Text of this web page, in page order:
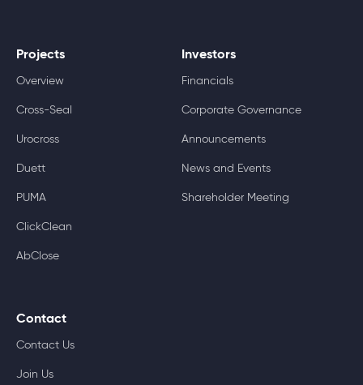
Projects
Overview
Cross-Seal
Urocross
Duett
PUMA
ClickClean
AbClose
Investors
Financials
Corporate Governance
Announcements
News and Events
Shareholder Meeting
Contact
Contact Us
Join Us